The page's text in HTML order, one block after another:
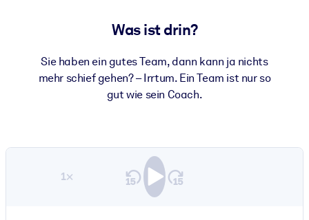
vertrauenswürdigem, praxisnahem Business-Wissen.
Nutzen Sie verlässliches, strukturiertes Wissen, um die Ergebnisse
Ihrer KI-Systeme zu optimieren.
Was ist drin?
Sie haben ein gutes Team, dann kann ja nichts
mehr schief gehen? – Irrtum. Ein Team ist nur so
gut wie sein Coach.
1×